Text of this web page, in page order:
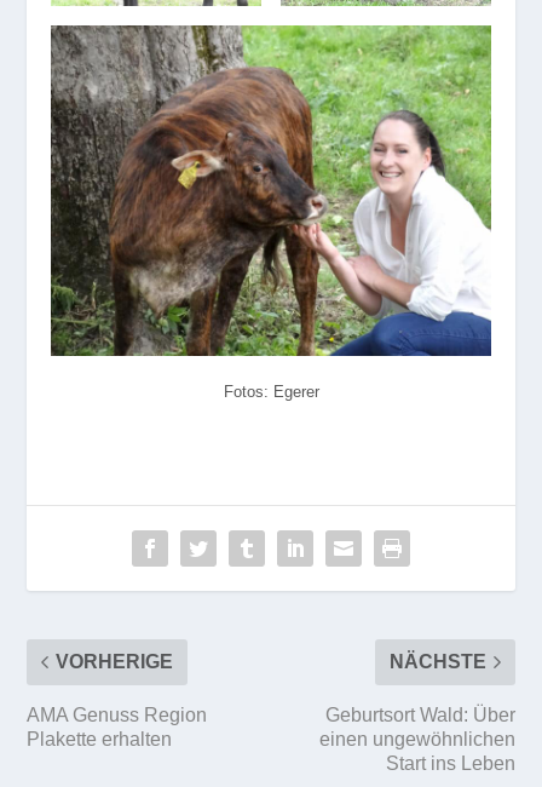
Fotos: Egerer
VORHERIGE
AMA Genuss Region
Plakette erhalten
NÄCHSTE
Geburtsort Wald: Über
einen ungewöhnlichen
Start ins Leben